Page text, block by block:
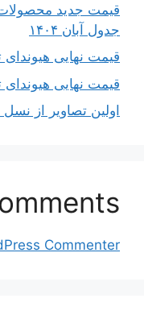
قیمت جدید
جدول آبان ۱۴۰۴
قیمت نهایی هیوندای
قیمت نهایی هیوندای
اولین تصاویر از نسل
Commenter